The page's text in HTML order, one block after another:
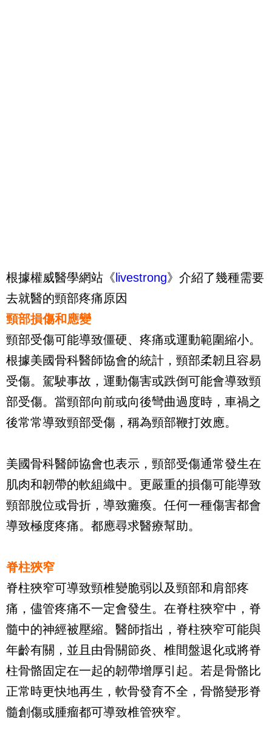
根據權威醫學網站《 livestrong》介紹了幾種需要
去就醫的頸部疼痛原因
頸部損傷和應變
頸部受傷可能導致僵硬、疼痛或運動範圍縮小。
根據美國骨科醫師協會的統計，頸部柔韌且容易
受傷。駕駛事故，運動傷害或跌倒可能會導致頸
部受傷。當頸部向前或向後彎曲過度時，車禍之
後常常導致頸部受傷，稱為頸部鞭打效應。
美國骨科醫師協會也表示，頸部受傷通常發生在
肌肉和韌帶的軟組織中。更嚴重的損傷可能導致
頸部脫位或骨折，導致癱瘓。任何一種傷害都會
導致極度疼痛。都應尋求醫療幫助。
脊柱狹窄
脊柱狹窄可導致頸椎變脆弱以及頸部和肩部疼
痛，儘管疼痛不一定會發生。在脊柱狹窄中，脊
髓中的神經被壓縮。醫師指出，脊柱狹窄可能與
年齡有關，並且由骨關節炎、椎間盤退化或將脊
柱骨骼固定在一起的韌帶增厚引起。若是骨骼比
正常時更快地再生，軟骨發育不全，骨骼變形脊
髓創傷或腫瘤都可導致椎管狹窄。